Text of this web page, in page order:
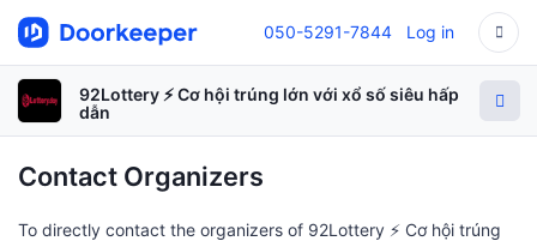
050-5291-7844 Log in
92Lottery ⚡️ Cơ hội trúng lớn với xổ số siêu hấp
dẫn
Contact Organizers
To directly contact the organizers of 92Lottery ⚡️ Cơ hội trúng